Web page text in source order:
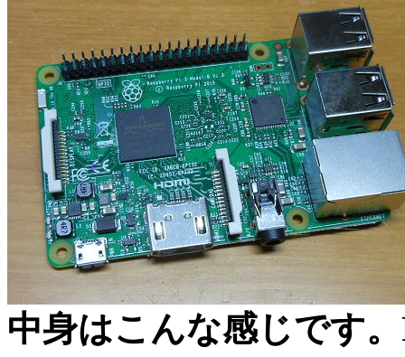
中身はこんな感じです